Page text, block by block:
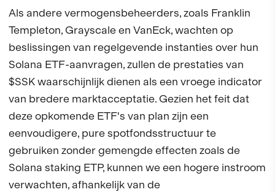
Als andere vermogensbeheerders, zoals Franklin
Templeton, Grayscale en VanEck, wachten op
beslissingen van regelgevende instanties over hun
Solana ETF-aanvragen, zullen de prestaties van
$SSK waarschijnlijk dienen als een vroege indicator
van bredere marktacceptatie. Gezien het feit dat
deze opkomende ETF's van plan zijn een
eenvoudigere, pure spotfondsstructuur te
gebruiken zonder gemengde effecten zoals de
Solana staking ETP, kunnen we een hogere instroom
verwachten, afhankelijk van de